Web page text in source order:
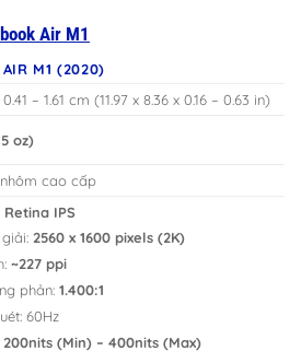
Air M1
AIR M1 (2020)
– 1.61 cm (11.97 x 8.36 x 0.16 – 0.63 in)
oz)
cao cấp
Retina IPS
giải:2560 x 1600 pixels (2K)
~227 ppi
phản:1.400:1
60Hz
200nits (Min) – 400nits (Max)